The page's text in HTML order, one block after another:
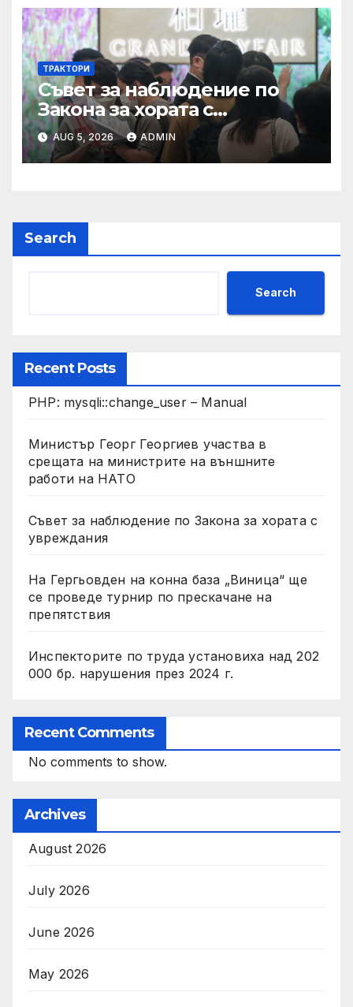
ТРАКТОРИ
Съвет за наблюдение по
Закона за хората с
увреждания
AUG 5, 2026 ADMIN
Search
Search
Recent Posts
PHP: mysqli::change_user – Manual
Министър Георг Георгиев участва в
срещата на министрите на външните
работи на НАТО
Съвет за наблюдение по Закона за хората с
увреждания
На Гергьовден на конна база „Виница“ ще
се проведе турнир по прескачане на
препятствия
Инспекторите по труда установиха над 202
000 бр. нарушения през 2024 г.
Recent Comments
No comments to show.
Archives
August 2026
July 2026
June 2026
May 2026